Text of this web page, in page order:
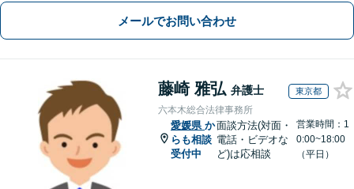
メールでお問い合わせ
藤崎 雅弘 弁護士 東京都
六本木総合法律事務所
愛媛県 か
らも相談
受付中
面談方法(対面・
電話・ビデオな
ど)は応相談
営業時間：1
0:00~18:00
（平日）